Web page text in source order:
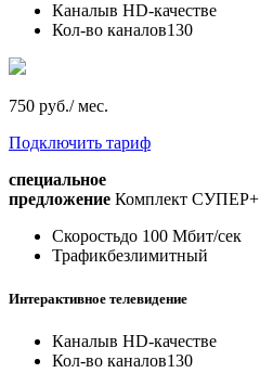
Каналыв HD-качестве
Кол-во каналов130
750 руб./ мес.
Подключить тариф
специальное
предложение Комплект СУПЕР+
Скоростьдо 100 Мбит/сек
Трафикбезлимитный
Интерактивное телевидение
Каналыв HD-качестве
Кол-во каналов130